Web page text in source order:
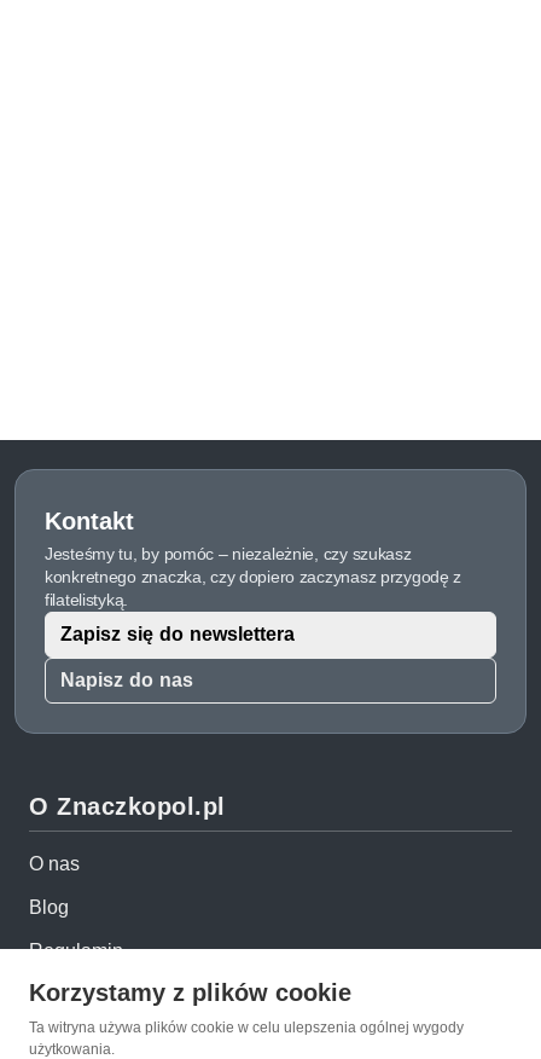
Kontakt
Jesteśmy tu, by pomóc – niezależnie, czy szukasz
konkretnego znaczka, czy dopiero zaczynasz przygodę z
filatelistyką.
Napisz do nas
Zapisz się do newslettera
O Znaczkopol.pl
O nas
Blog
Regulamin
Polityka prywatności
Mapa strony
Korzystamy z plików cookie
Ta witryna używa plików cookie w celu ulepszenia ogólnej wygody
użytkowania.